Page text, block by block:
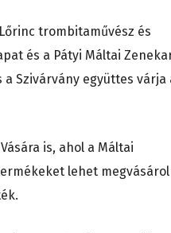
trombitaművész és
és a Pátyi Máltai
Szivárvány együttes várja
is, ahol a Máltai
lehet